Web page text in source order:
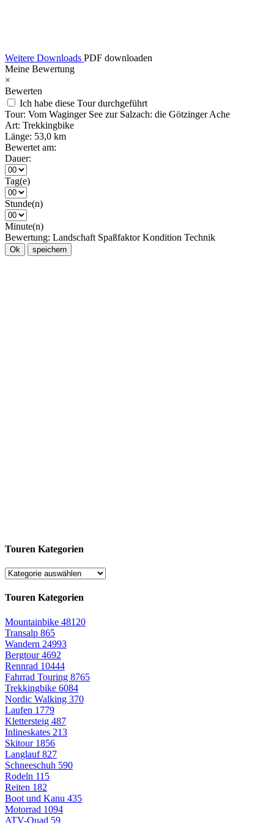
Weitere Downloads PDF downloaden
Meine Bewertung
×
Bewerten
Ich habe diese Tour durchgeführt
Tour: Vom Waginger See zur Salzach: die Götzinger Ache
Art: Trekkingbike
Länge: 53,0 km
Bewertet am:
Dauer:
Tag(e)
Stunde(n)
Minute(n)
Bewertung: Landschaft Spaßfaktor Kondition Technik
Ok speichern
Touren Kategorien
Touren Kategorien
Mountainbike 48120
Transalp 865
Wandern 24993
Bergtour4692
Rennrad 10444
Fahrrad Touring 8765
Trekkingbike 6084
Nordic Walking 370
Laufen 1779
Klettersteig 487
Inlineskates 213
Skitour 1856
Langlauf827
Schneeschuh 590
Rodeln 115
Reiten 182
Boot und Kanu 435
Motorrad 1094
ATV-Quad 59